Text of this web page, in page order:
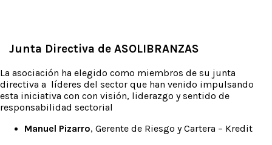
Junta Directiva de ASOLIBRANZAS
La asociación ha elegido como miembros de su junta
directiva a líderes del sector que han venido impulsando
esta iniciativa con con visión, liderazgo y sentido de
responsabilidad sectorial
Manuel Pizarro, Gerente de Riesgo y Cartera – Kredit